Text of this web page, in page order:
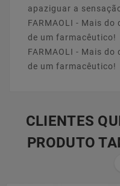
apaziguar a
FARMAOLI - Mais
de um farmacêutico!
FARMAOLI - Mais
de um farmacêutico!
CLIENTES
PRODUTO